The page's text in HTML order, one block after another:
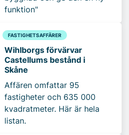
funktion"
FASTIGHETSAFFÄRER
Wihlborgs förvärvar
Castellums bestånd i
Skåne
Affären omfattar 95
fastigheter och 635 000
kvadratmeter. Här är hela
listan.